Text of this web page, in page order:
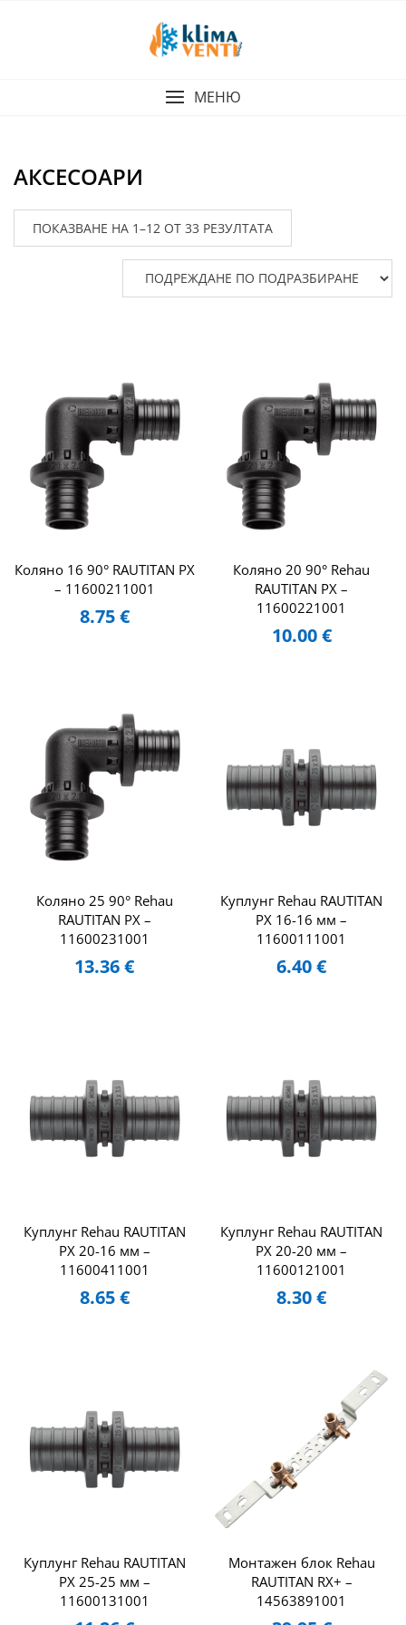
МЕНЮ
АКСЕСОАРИ
ПОКАЗВАНЕ НА 1–12 ОТ 33 РЕЗУЛТАТА
Коляно 16 90° RAUTITAN PX
– 11600211001
8.75€
Коляно 20 90° Rehau
RAUTITAN PX –
11600221001
10.00€
Коляно 25 90° Rehau
RAUTITAN PX –
11600231001
13.36€
Куплунг Rehau RAUTITAN
PX 16-16 мм –
11600111001
6.40€
Куплунг Rehau RAUTITAN
PX 20-16 мм –
11600411001
8.65€
Куплунг Rehau RAUTITAN
PX 20-20 мм –
11600121001
8.30€
Куплунг Rehau RAUTITAN
PX 25-25 мм –
11600131001
Монтажен блок Rehau
RAUTITAN RX+ –
14563891001